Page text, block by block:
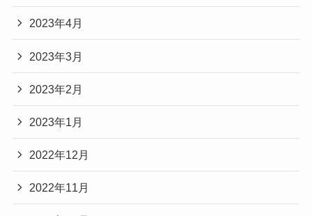
2023年4月
2023年3月
2023年2月
2023年1月
2022年12月
2022年11月